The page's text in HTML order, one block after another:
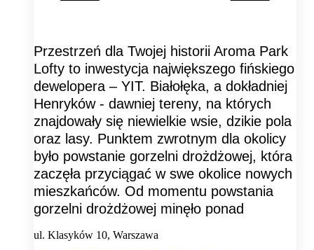
Przestrzeń dla Twojej historii Aroma Park
Lofty to inwestycja największego fińskiego
dewelopera – YIT. Białołęka, a dokładniej
Henryków - dawniej tereny, na których
znajdowały się niewielkie wsie, dzikie pola
oraz lasy. Punktem zwrotnym dla okolicy
było powstanie gorzelni drożdżowej, która
zaczęła przyciągać w swe okolice nowych
mieszkańców. Od momentu powstania
gorzelni drożdżowej minęło ponad
ul. Klasyków 10, Warszawa